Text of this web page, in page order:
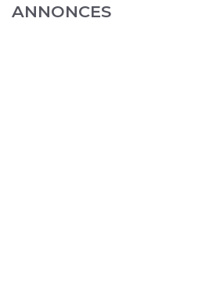
ANNONCES